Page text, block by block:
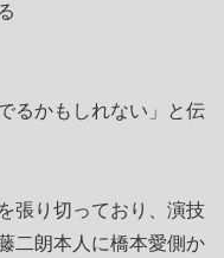
るかもしれない」と伝
張り切っており、演技
二朗本人に橋本愛側か